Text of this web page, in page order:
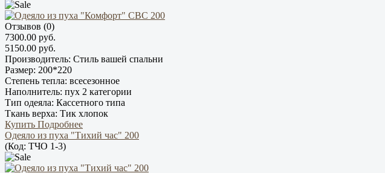
Отзывов (0)
7300.00 руб.
5150.00 руб.
Производитель: Стиль вашей спальни
Размер: 200*220
Степень тепла: всесезонное
Наполнитель: пух 2 категории
Тип одеяла: Кассетного типа
Ткань верха: Тик хлопок
Купить Подробнее
Одеяло из пуха "Тихий час" 200
(Код: ТЧО 1-3)